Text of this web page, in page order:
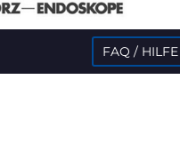
FAQ / HILFE